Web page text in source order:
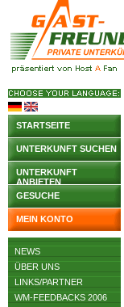
STARTSEITE
UNTERKUNFT SUCHEN
UNTERKUNFT
ANBIETEN
GESUCHE
MEIN KONTO
NEWS
ÜBER UNS
LINKS/PARTNER
WM-FEEDBACKS 2006